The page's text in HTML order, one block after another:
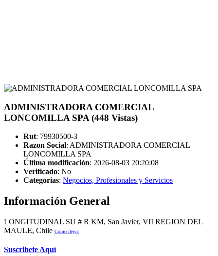
ADMINISTRADORA COMERCIAL
LONCOMILLA SPA (448 Vistas)
Rut: 79930500-3
Razon Social: ADMINISTRADORA COMERCIAL
LONCOMILLA SPA
Última modificación: 2026-08-03 20:20:08
Verificado: No
Categorias: Negocios, Profesionales y Servicios
Información General
LONGITUDINAL SU # R KM, San Javier, VII REGION DEL
MAULE, Chile Como llegar
Suscribete Aquí